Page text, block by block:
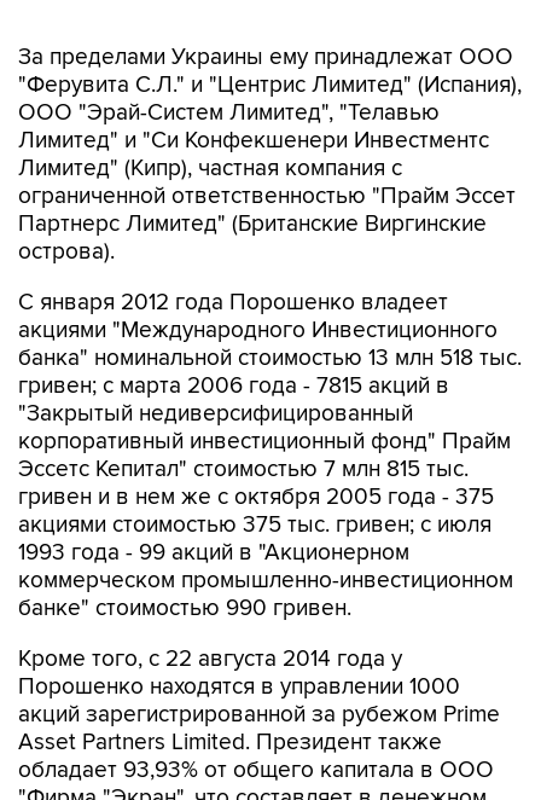
ООО "Эрай-Систем Лимитед", "Телавью
Лимитед" и "Си Конфекшенери Инвестментс
Лимитед" (Кипр), частная компания с
ограниченной ответственностью "Прайм Эссет
Партнерс Лимитед" (Британские Виргинские
острова).
С января 2012 года Порошенко владеет
банка" номинальной стоимостью 13 млн 518 тыс.
гривен; с марта 2006 года - 7815 акций в
"Закрытый недиверсифицированный
корпоративный инвестиционный фонд" Прайм
Эссетс Кепитал" стоимостью 7 млн 815 тыс.
гривен и в нем же с октября 2005 года - 375
акциями стоимостью 375 тыс. гривен; с июля
1993 года - 99 акций в "Акционерном
коммерческом промышленно-инвестиционном
банке" стоимостью 990 гривен.
Кроме того, с 22 августа 2014 года у
акций зарегистрированной за рубежом Prime
Asset Partners Limited. Президент также
обладает 93,93% от общего капитала в ООО
"Фирма "Экран", что составляет в денежном
выражении 16,5 млн гривен.